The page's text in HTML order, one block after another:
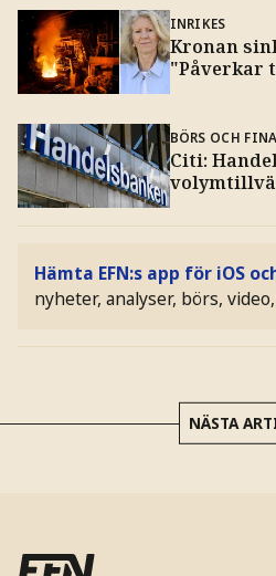
INRIKES
Kronan
"Påverkar
BÖRS OCH
Citi:
Hämta EFN:s app för iOS
nyheter, analyser, börs,
NÄSTA